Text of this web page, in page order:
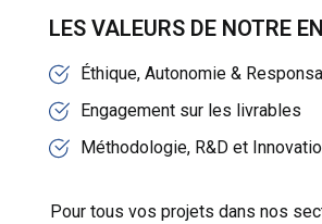
LES VALEURS DE NOTRE
Éthique, Autonomie &
Engagement sur les livrables
Méthodologie, R&D et
Pour tous vos projets dans nos